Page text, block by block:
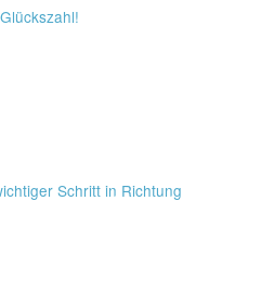
Schritt in Richtung